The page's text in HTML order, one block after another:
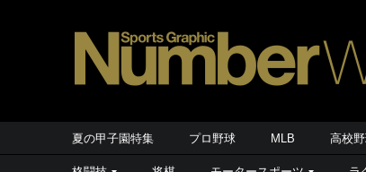
夏の甲子園特集 プロ野球 MLB 高校